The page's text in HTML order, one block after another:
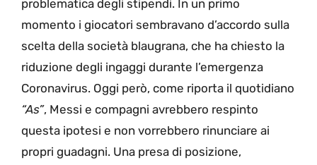
problematica degli stipendi. In un primo
momento i giocatori sembravano d’accordo sulla
scelta della società blaugrana, che ha chiesto la
riduzione degli ingaggi durante l’emergenza
Coronavirus. Oggi però, come riporta il quotidiano
“As”, Messi e compagni avrebbero respinto
questa ipotesi e non vorrebbero rinunciare ai
propri guadagni. Una presa di posizione,